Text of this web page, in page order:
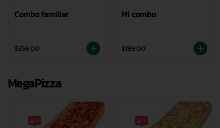
Combo familiar
$359.00
Mi combo
$199.00
MegaPizza